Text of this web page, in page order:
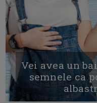
Vei avea un
semnele ca